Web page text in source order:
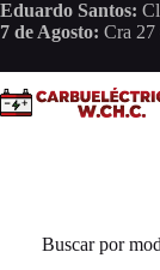
Saltar
al
Eduardo Santos:
7 de Agosto: Cra 27
Buscar por